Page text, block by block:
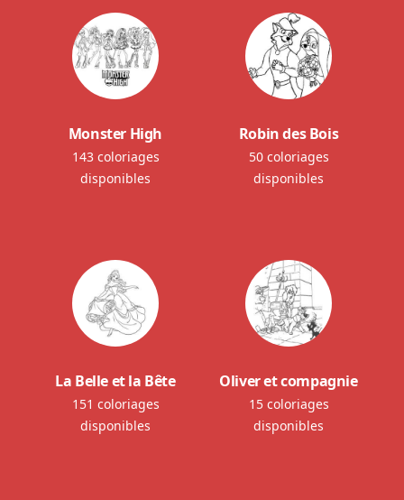
Monster High
143 coloriages
disponibles
Robin des Bois
50 coloriages
disponibles
La Belle et la Bête
151 coloriages
disponibles
Oliver et compagnie
15 coloriages
disponibles